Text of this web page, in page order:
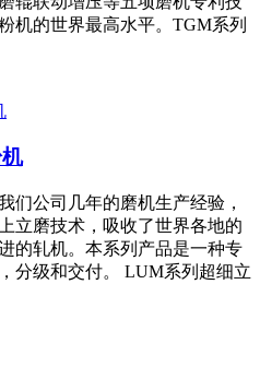
机的世界最高水平。TGM系列
们公司几年的磨机生产经验，
立磨技术，吸收了世界各地的
的轧机。本系列产品是一种专
分级和交付。 LUM系列超细立